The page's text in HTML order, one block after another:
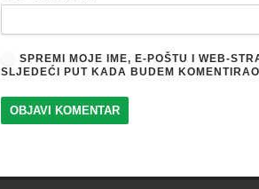
SPREMI MOJE IME, E-POŠTU I WEB-
SLJEDEĆI PUT KADA BUDEM